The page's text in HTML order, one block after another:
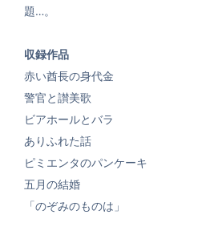
題…。
収録作品
赤い酋長の身代金
警官と讃美歌
ビアホールとバラ
ありふれた話
ピミエンタのパンケーキ
五月の結婚
「のぞみのものは」